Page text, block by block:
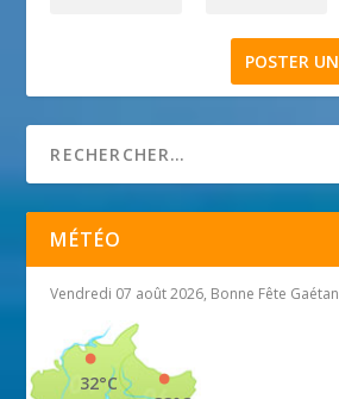
MÉTÉO
Vendredi 07 août 2026, Bonne Fête Gaétan
32°C